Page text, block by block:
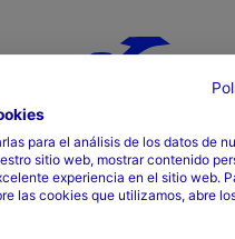
de clientes
tu país e
País
España
para el análisis de los datos de
sitio web, mostrar contenido
experiencia en el sitio web.
las cookies que utilizamos, abre